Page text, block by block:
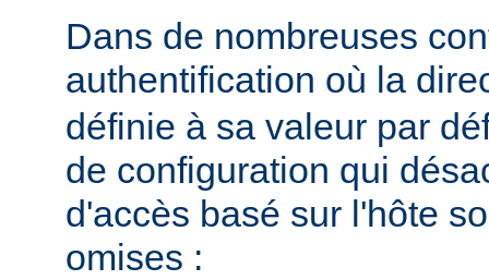
Dans de nombreuses
authentification où la
définie à sa valeur par
de configuration qui
d'accès basé sur l'hôte
omises :